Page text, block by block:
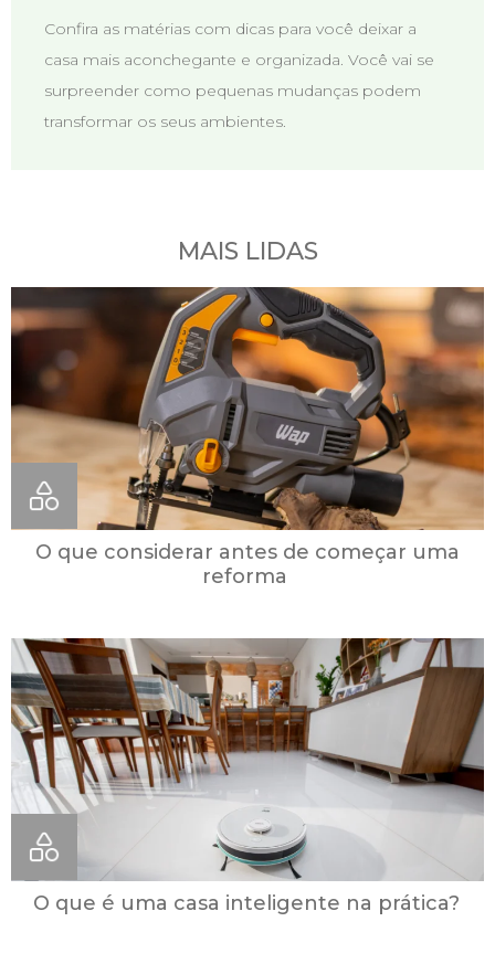
Confira as matérias com dicas para você deixar a
casa mais aconchegante e organizada. Você vai se
surpreender como pequenas mudanças podem
transformar os seus ambientes.
MAIS LIDAS
O que considerar antes de começar uma
reforma
O que é uma casa inteligente na prática?